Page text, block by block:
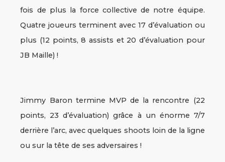
fois de plus la force collective de notre équipe.
Quatre joueurs terminent avec 17 d’évaluation ou
plus (12 points, 8 assists et 20 d’évaluation pour
JB Maille) !
Jimmy Baron termine MVP de la rencontre (22
points, 23 d’évaluation) grâce à un énorme 7/7
derrière l’arc, avec quelques shoots loin de la ligne
ou sur la tête de ses adversaires !